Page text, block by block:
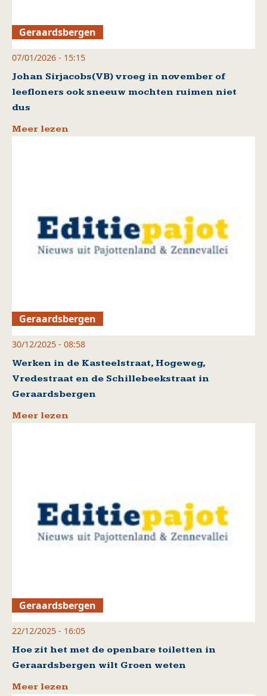
Geraardsbergen
07/01/2026 - 15:15
Johan Sirjacobs(VB) vroeg in november of
leefloners ook sneeuw mochten ruimen niet
dus
Meer lezen
Geraardsbergen
30/12/2025 - 08:58
Werken in de Kasteelstraat, Hogeweg,
Vredestraat en de Schillebeekstraat in
Geraardsbergen
Meer lezen
Geraardsbergen
22/12/2025 - 16:05
Hoe zit het met de openbare toiletten in
Geraardsbergen wilt Groen weten
Meer lezen